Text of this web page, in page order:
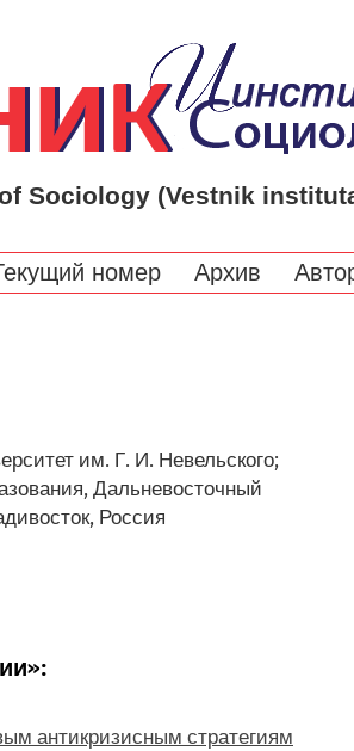
Sociology (Vestnik
номер Архив
им. Г. И. Невельского;
Дальневосточный
Россия
антикризисным стратегиям